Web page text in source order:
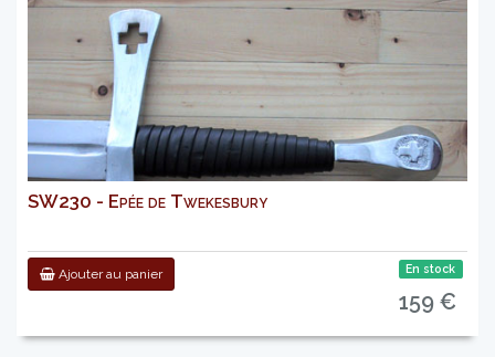
SW230 - Epée de Twekesbury
Ajouter au panier En stock
159 €